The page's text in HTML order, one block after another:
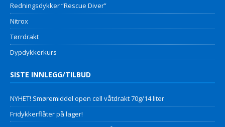
Redningsdykker “Rescue Diver”
Nitrox
Tørrdrakt
Dypdykkerkurs
SISTE INNLEGG/TILBUD
NYHET! Smøremiddel open cell våtdrakt 70g/14 liter
Fridykkerflåter på lager!